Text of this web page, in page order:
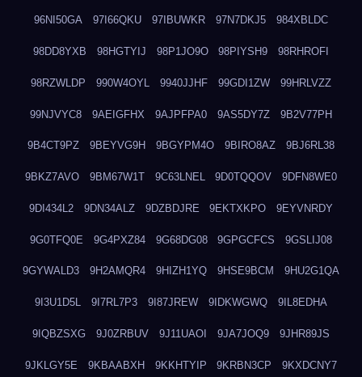
96NI50GA 97I66QKU 97IBUWKR 97N7DKJ5 984XBLDC
98DD8YXB 98HGTYIJ 98P1JO9O 98PIYSH9 98RHROFI
98RZWLDP 990W4OYL 9940JJHF 99GDI1ZW 99HRLVZZ
99NJVYC8 9AEIGFHX 9AJPFPA0 9AS5DY7Z 9B2V77PH
9B4CT9PZ 9BEYVG9H 9BGYPM4O 9BIRO8AZ 9BJ6RL38
9BKZ7AVO 9BM67W1T 9C63LNEL 9D0TQQOV 9DFN8WE0
9DI434L2 9DN34ALZ 9DZBDJRE 9EKTXKPO 9EYVNRDY
9G0TFQ0E 9G4PXZ84 9G68DG08 9GPGCFCS 9GSLIJ08
9GYWALD3 9H2AMQR4 9HIZH1YQ 9HSE9BCM 9HU2G1QA
9I3U1D5L 9I7RL7P3 9I87JREW 9IDKWGWQ 9IL8EDHA
9IQBZSXG 9J0ZRBUV 9J11UAOI 9JA7JOQ9 9JHR89JS
9JKLGY5E 9KBAABXH 9KKHTYIP 9KRBN3CP 9KXDCNY7